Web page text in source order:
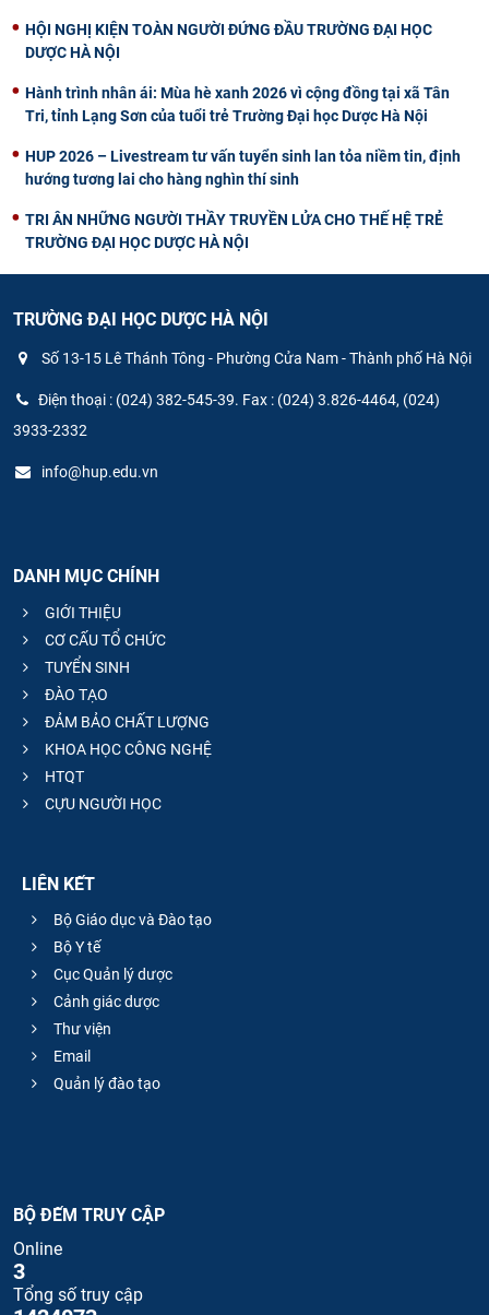
HỘI NGHỊ KIỆN TOÀN NGƯỜI ĐỨNG ĐẦU TRƯỜNG ĐẠI HỌC
DƯỢC HÀ NỘI
Hành trình nhân ái: Mùa hè xanh 2026 vì cộng đồng tại xã Tân
Tri, tỉnh Lạng Sơn của tuổi trẻ Trường Đại học Dược Hà Nội
HUP 2026 – Livestream tư vấn tuyển sinh lan tỏa niềm tin, định
hướng tương lai cho hàng nghìn thí sinh
TRI ÂN NHỮNG NGƯỜI THẦY TRUYỀN LỬA CHO THẾ HỆ TRẺ
TRƯỜNG ĐẠI HỌC DƯỢC HÀ NỘI
TRƯỜNG ĐẠI HỌC DƯỢC HÀ NỘI
Số 13-15 Lê Thánh Tông - Phường Cửa Nam - Thành phố Hà Nội
Điện thoại : (024) 382-545-39. Fax : (024) 3.826-4464, (024)
3933-2332
info@hup.edu.vn
DANH MỤC CHÍNH
GIỚI THIỆU
CƠ CẤU TỔ CHỨC
TUYỂN SINH
ĐÀO TẠO
ĐẢM BẢO CHẤT LƯỢNG
KHOA HỌC CÔNG NGHỆ
HTQT
CỰU NGƯỜI HỌC
LIÊN KẾT
Bộ Giáo dục và Đào tạo
Bộ Y tế
Cục Quản lý dược
Cảnh giác dược
Thư viện
Email
Quản lý đào tạo
BỘ ĐẾM TRUY CẬP
Online
3
Tổng số truy cập